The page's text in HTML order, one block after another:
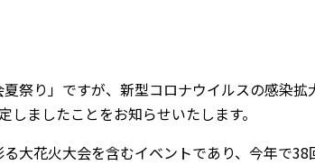
祭り」ですが、新型コロナウイルスの感染
ましたことをお知らせいたします。
大花火大会を含むイベントであり、今年で